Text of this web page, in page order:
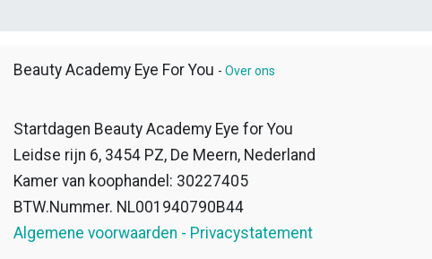
Beauty Academy Eye For You - Over ons
Startdagen Beauty Academy Eye for You
Leidse rijn 6, 3454 PZ, De Meern, Nederland
Kamer van koophandel: 30227405
BTW.Nummer. NL001940790B44
Algemene voorwaarden - Privacystatement